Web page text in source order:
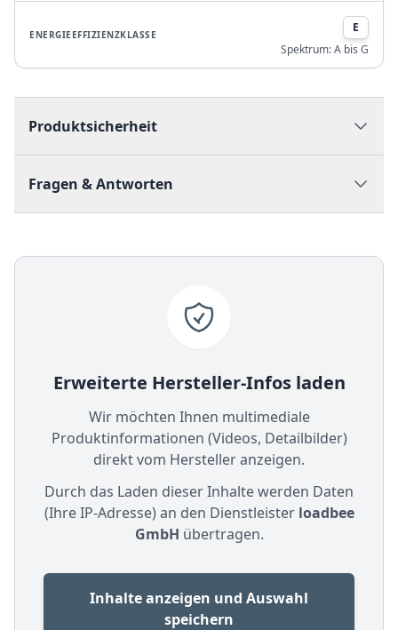
ENERGIEEFFIZIENZKLASSE
E
Spektrum:A bis G
Produktsicherheit
Fragen & Antworten
Erweiterte Hersteller-Infos laden
Wir möchten Ihnen multimediale
Produktinformationen (Videos, Detailbilder)
direkt vom Hersteller anzeigen.
Durch das Laden dieser Inhalte werden Daten
(Ihre IP-Adresse) an den Dienstleister loadbee
GmbH übertragen.
Inhalte anzeigen und Auswahl
speichern